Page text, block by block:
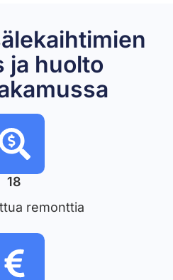
ja huolto
18
remonttia